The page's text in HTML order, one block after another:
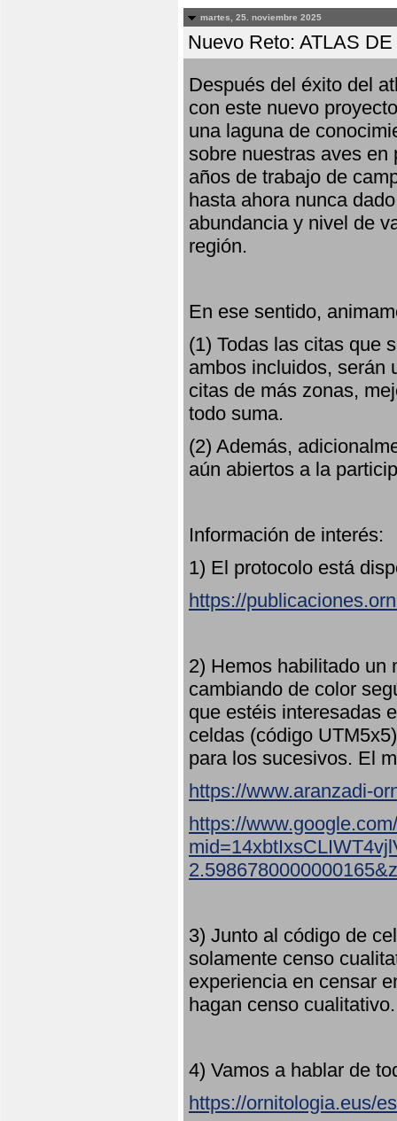
martes, 25. noviembre 2025
Nuevo Reto: ATLAS
Después del éxito del
con este nuevo
una laguna de
sobre nuestras aves en
años de trabajo de
hasta ahora nunca
abundancia y nivel de
región.
En ese sentido,
(1) Todas las citas que
ambos incluidos, serán
citas de más zonas,
todo suma.
(2) Además,
aún abiertos a la
Información de interés:
1) El protocolo está
https://
2) Hemos habilitado un
cambiando de color
que estéis interesadas
celdas (código
para los sucesivos. El
https://www.aranzadi-
https://
3) Junto al código de
solamente censo
experiencia en censar
hagan censo
4) Vamos a hablar de
https://ornitologia.eus/